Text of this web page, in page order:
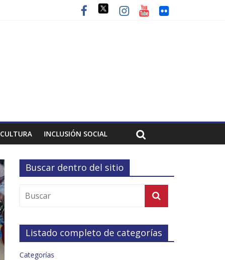
CULTURA INCLUSIÓN SOCIAL
Buscar dentro del sitio
Listado completo de categorías
Categorías